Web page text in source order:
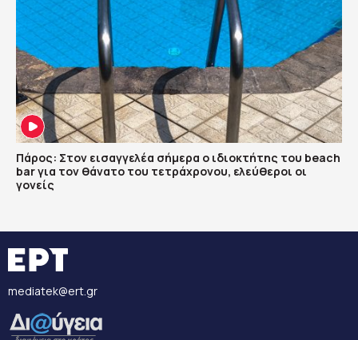
Πάρος: Στον εισαγγελέα σήμερα ο ιδιοκτήτης του beach
bar για τον θάνατο του τετράχρονου, ελεύθεροι οι
γονείς
mediatek@ert.gr